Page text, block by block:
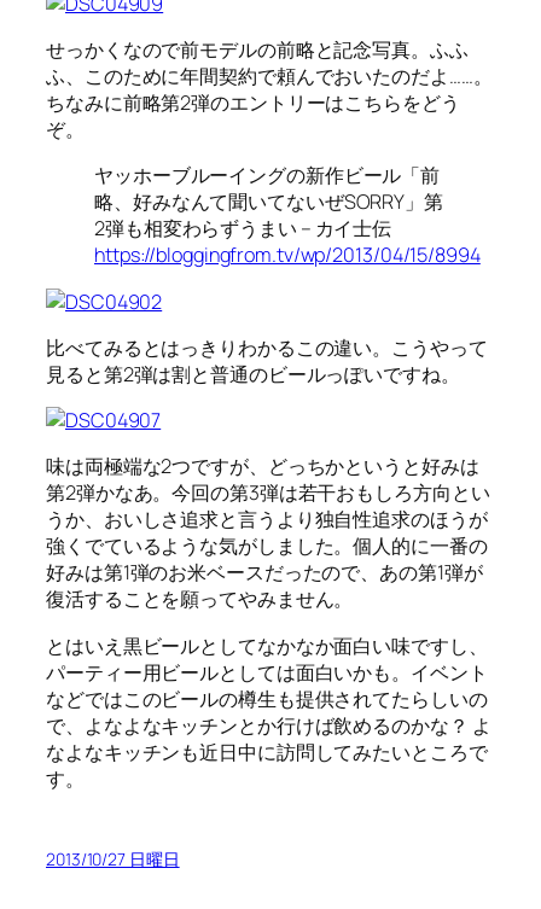
せっかくなので前モデルの前略と記念写真。ふふ
ふ、このために年間契約で頼んでおいたのだよ……。
ちなみに前略第2弾のエントリーはこちらをどう
ぞ。
ヤッホーブルーイングの新作ビール「前
略、好みなんて聞いてないぜSORRY」第
2弾も相変わらずうまい – カイ士伝
https://bloggingfrom.tv/wp/2013/04/15/8994
比べてみるとはっきりわかるこの違い。こうやって
見ると第2弾は割と普通のビールっぽいですね。
味は両極端な2つですが、どっちかというと好みは
第2弾かなあ。今回の第3弾は若干おもしろ方向とい
うか、おいしさ追求と言うより独自性追求のほうが
強くでているような気がしました。個人的に一番の
好みは第1弾のお米ベースだったので、あの第1弾が
復活することを願ってやみません。
とはいえ黒ビールとしてなかなか面白い味ですし、
パーティー用ビールとしては面白いかも。イベント
などではこのビールの樽生も提供されてたらしいの
で、よなよなキッチンとか行けば飲めるのかな？ よ
なよなキッチンも近日中に訪問してみたいところで
す。
2013/10/27 日曜日